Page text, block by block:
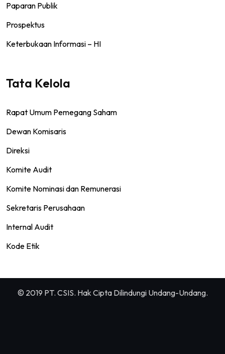
Paparan Publik
Prospektus
Keterbukaan Informasi – HI
Tata Kelola
Rapat Umum Pemegang Saham
Dewan Komisaris
Direksi
Komite Audit
Komite Nominasi dan Remunerasi
Sekretaris Perusahaan
Internal Audit
Kode Etik
© 2019 PT. CSIS. Hak Cipta Dilindungi Undang-Undang.